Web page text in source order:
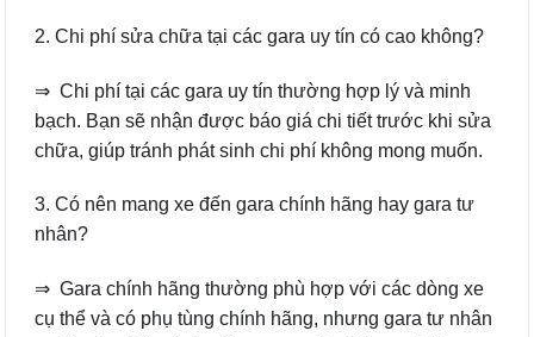
2. Chi phí sửa chữa tại các gara uy tín có cao không?
⇒ Chi phí tại các gara uy tín thường hợp lý và minh
bạch. Bạn sẽ nhận được báo giá chi tiết trước khi sửa
chữa, giúp tránh phát sinh chi phí không mong muốn.
3. Có nên mang xe đến gara chính hãng hay gara tư
nhân?
⇒ Gara chính hãng thường phù hợp với các dòng xe
cụ thể và có phụ tùng chính hãng, nhưng gara tư nhân